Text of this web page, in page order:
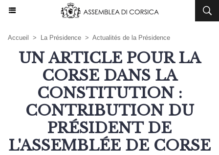
Accueil > La Présidence > Actualités de la Présidence
UN ARTICLE POUR LA
CORSE DANS LA
CONSTITUTION :
CONTRIBUTION DU
PRÉSIDENT DE
L'ASSEMBLÉE DE CORSE